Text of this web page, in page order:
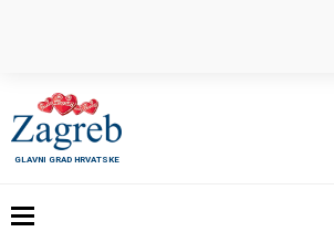
GLAVNI GRAD HRVATSKE